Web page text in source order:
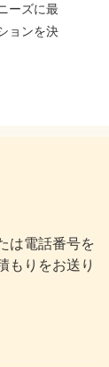
ーズに最
ョンを決
は電話番号を
もりをお送り